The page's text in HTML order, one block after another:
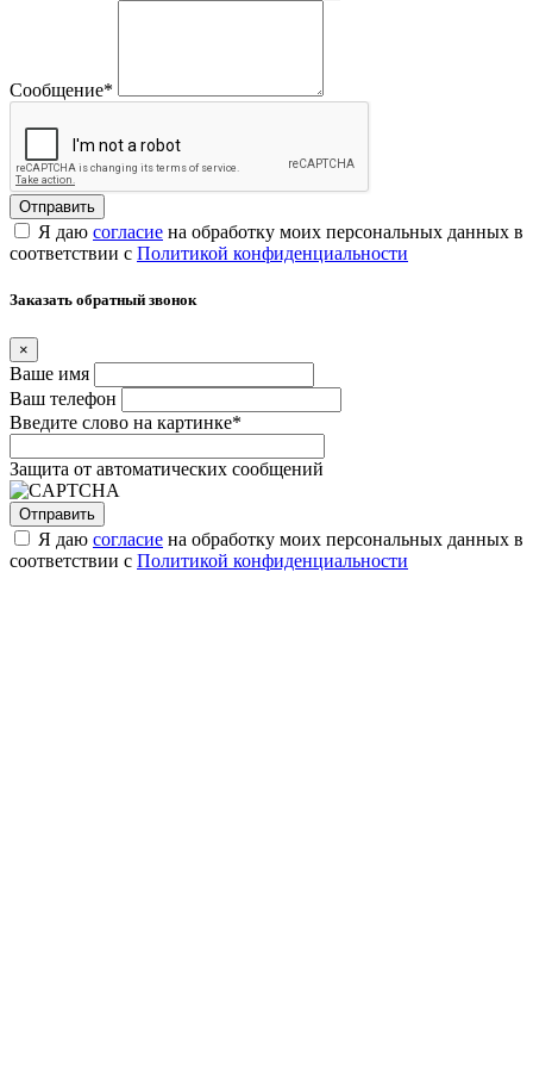
Сообщение*
Я даю согласие на обработку моих персональных данных в
соответствии с Политикой конфиденциальности
Заказать обратный звонок
×
Ваше имя
Ваш телефон
Введите слово на картинке*
Защита от автоматических сообщений
Я даю согласие на обработку моих персональных данных в
соответствии с Политикой конфиденциальности